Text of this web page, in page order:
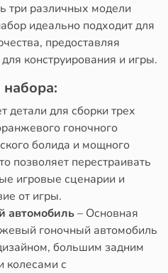
три различных модели
идеально подходит для
предоставляя
конструирования и игры.
детали для сборки трех
гоночного
болида и мощного
позволяет перестраивать
игровые сценарии и
от игры.
автомобиль– Основная
гоночный автомобиль
большим задним
колесами с